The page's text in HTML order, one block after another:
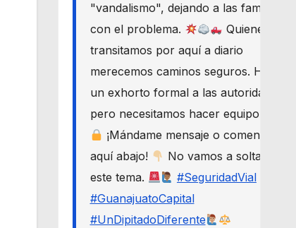
"vandalismo", dejando a las familias
con el problema.
Quienes
transitamos por aquí a diario
merecemos caminos seguros. Haré
un exhorto formal a las autoridades,
pero necesitamos hacer equipo.
¡Mándame mensaje o comenta
aquí abajo!
No vamos a soltar
este tema.
#SeguridadVial
#GuanajuatoCapital
#UnDipitadoDiferente